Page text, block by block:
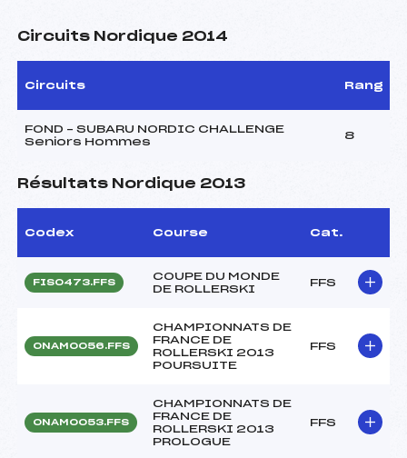
Circuits Nordique 2014
Circuits Rang
FOND – SUBARU NORDIC CHALLENGE
Seniors Hommes
8
Résultats Nordique 2013
Codex Course Cat.
FIS0473.FFS
COUPE DU MONDE
DE ROLLERSKI
FFS
ONAM0056.FFS
CHAMPIONNATS DE
FRANCE DE
ROLLERSKI 2013
POURSUITE
FFS
ONAM0053.FFS
CHAMPIONNATS DE
FRANCE DE
ROLLERSKI 2013
PROLOGUE
FFS